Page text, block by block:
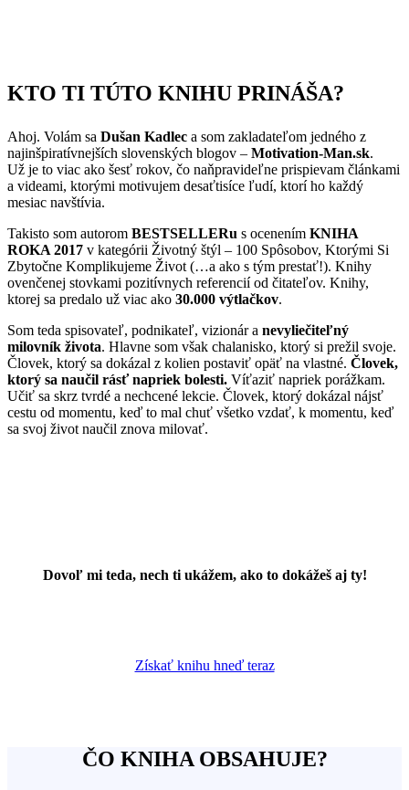
KTO TI TÚTO KNIHU PRINÁŠA?
Ahoj. Volám sa Dušan Kadlec a som zakladateľom jedného z
najinšpiratívnejších slovenských blogov – Motivation-Man.sk.
Už je to viac ako šesť rokov, čo naňpravideľne prispievam článkami
a videami, ktorými motivujem desaťtisíce ľudí, ktorí ho každý
mesiac navštívia.
Takisto som autorom BESTSELLERu s ocenením KNIHA
ROKA 2017 v kategórii Životný štýl – 100 Spôsobov, Ktorými Si
Zbytočne Komplikujeme Život (…a ako s tým prestať!). Knihy
ovenčenej stovkami pozitívnych referencií od čitateľov. Knihy,
ktorej sa predalo už viac ako 30.000 výtlačkov.
Som teda spisovateľ, podnikateľ, vizionár a nevyliečiteľný
milovník života. Hlavne som však chalanisko, ktorý si prežil svoje.
Človek, ktorý sa dokázal z kolien postaviť opäť na vlastné. Človek,
ktorý sa naučil rásť napriek bolesti. Víťaziť napriek porážkam.
Učiť sa skrz tvrdé a nechcené lekcie. Človek, ktorý dokázal nájsť
cestu od momentu, keď to mal chuť všetko vzdať, k momentu, keď
sa svoj život naučil znova milovať.
Dovoľ mi teda, nech ti ukážem, ako to dokážeš aj ty!
Získať knihu hneď teraz
ČO KNIHA OBSAHUJE?